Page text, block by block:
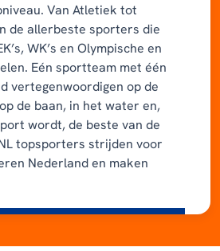
Van Atletiek tot
de allerbeste sporters die
WK’s en Olympische en
Eén sportteam met één
vertegenwoordigen op de
de baan, in het water en,
wordt, de beste van de
topsporters strijden voor
Nederland en maken